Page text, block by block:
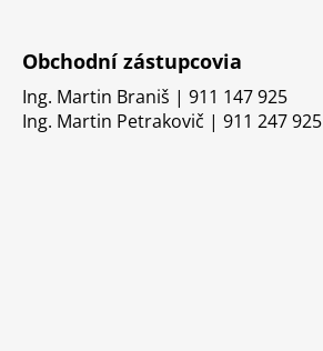
Obchodní zástupcovia
Ing. Martin Braniš | 911 147 925
Ing. Martin Petrakovič | 911 247 925